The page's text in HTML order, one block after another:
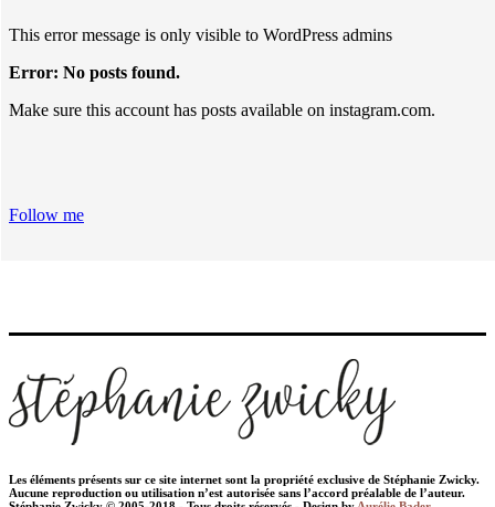
This error message is only visible to WordPress admins
Error: No posts found.
Make sure this account has posts available on instagram.com.
Follow me
Les éléments présents sur ce site internet sont la propriété exclusive de Stéphanie Zwicky.
Aucune reproduction ou utilisation n’est autorisée sans l’accord préalable de l’auteur.